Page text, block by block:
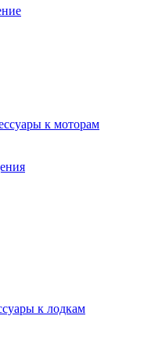
к моторам
к лодкам